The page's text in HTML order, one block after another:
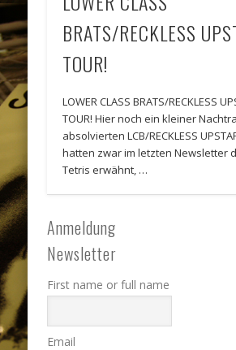
BRATS/RECKLESS
TOUR!
LOWER CLASS BRATS/RECKLESS
TOUR! Hier noch ein kleiner
absolvierten LCB/RECKLESS
hatten zwar im letzten Newsletter
Tetris erwähnt, …
Anmeldung
Newsletter
First name or full name
Email